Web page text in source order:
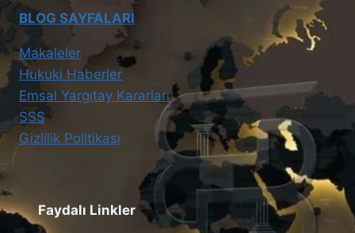
BLOG SAYFALARI
Makaleler
Hukuki Haberler
Emsal Yargıtay Kararları
SSS
Gizlilik Politikası
Faydalı Linkler